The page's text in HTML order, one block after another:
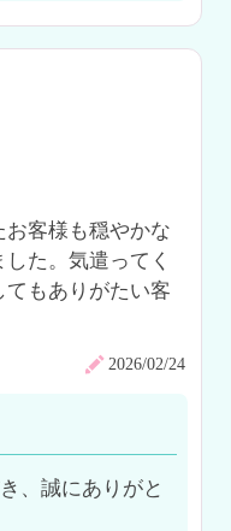
客様も穏やかな
た。気遣ってく
もありがたい客
2026/02/24
、誠にありがと